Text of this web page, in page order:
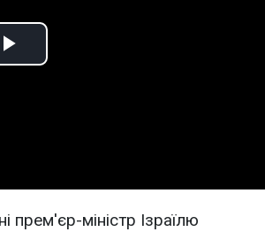
Play
прем'єр-міністр Ізраїлю